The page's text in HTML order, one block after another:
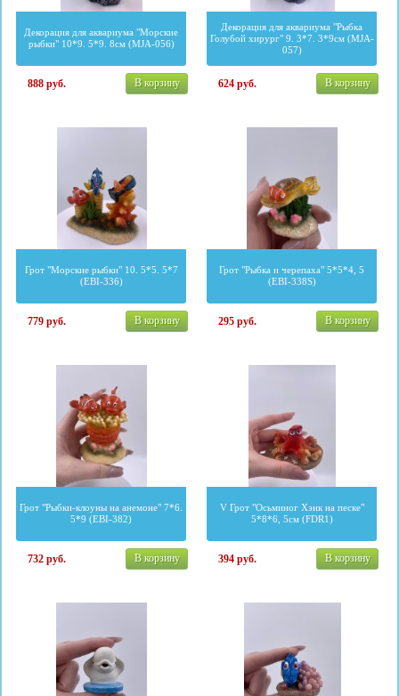
Декорация для аквариума "Морские
рыбки" 10*9. 5*9. 8см (MJA-056)
888руб. В корзину
Декорация для аквариума "Рыбка
Голубой хирург" 9. 3*7. 3*9см (MJA-
057)
624руб. В корзину
Грот "Морские рыбки" 10. 5*5. 5*7
(EBI-336)
779руб. В корзину
Грот "Рыбка и черепаха" 5*5*4, 5
(EBI-338S)
295руб. В корзину
Грот "Рыбки-клоуны на анемоне" 7*6.
5*9 (EBI-382)
732руб. В корзину
V Грот "Осьминог Хэнк на песке"
5*8*6, 5см (FDR1)
394руб. В корзину